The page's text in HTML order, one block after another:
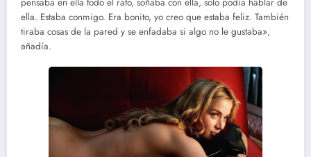
ella. Estaba conmigo. Era bonito, yo creo que estaba feliz. También
tiraba cosas de la pared y se enfadaba si algo no le gustaba»,
añadía.